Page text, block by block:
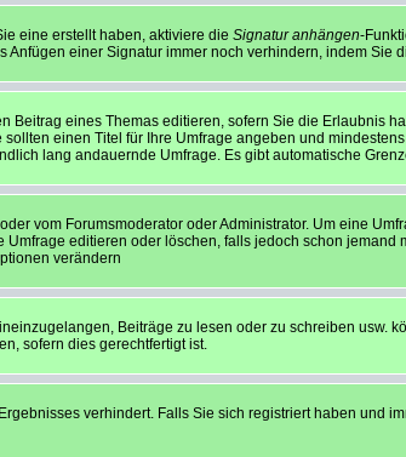
eine erstellt haben, aktiviere die Signatur anhängen-
einer Signatur immer noch verhindern, indem Sie
Beitrag eines Themas editieren, sofern Sie die Erlaubnis
einen Titel für Ihre Umfrage angeben und
lang andauernde Umfrage. Es gibt automatische
vom Forumsmoderator oder Administrator. Um eine
editieren oder löschen, falls jedoch schon
verändern
Beiträge zu lesen oder zu schreiben usw.
sofern dies gerechtfertigt ist.
verhindert. Falls Sie sich registriert haben und